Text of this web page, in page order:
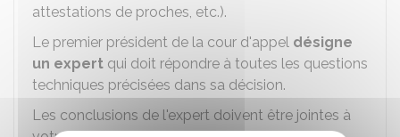
attestations de proches, etc.).
Le premier président de la cour d'appel désigne
un expert qui doit répondre à toutes les questions
techniques précisées dans sa décision.
Les conclusions de l'expert doivent être jointes à